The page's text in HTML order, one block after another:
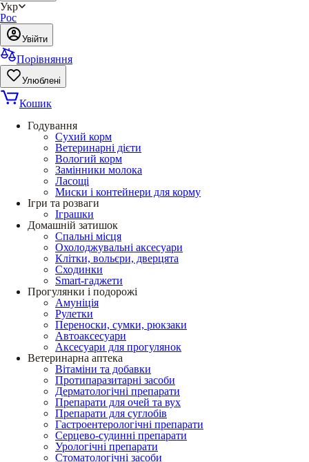
Укр
Рос
Увійти
Порівняння
Улюблені
Кошик
Годування
Сухий корм
Ветеринарні дієти
Вологий корм
Замінники молока
Ласощі
Миски і контейнери для корму
Ігри та розваги
Іграшки
Домашній затишок
Спальні місця
Охолоджувальні аксесуари
Клітки, вольєри, дверцята
Сходинки
Smart-гаджети
Прогулянки і подорожі
Амуніція
Рулетки
Переноски, сумки, рюкзаки
Автоаксесуари
Аксесуари для прогулянок
Ветеринарна аптека
Вітаміни та добавки
Протипаразитарні засоби
Дерматологічні препарати
Препарати для очей та вух
Препарати для суглобів
Гастроентерологічні препарати
Серцево-судинні препарати
Урологічні препарати
Стоматологічні засоби